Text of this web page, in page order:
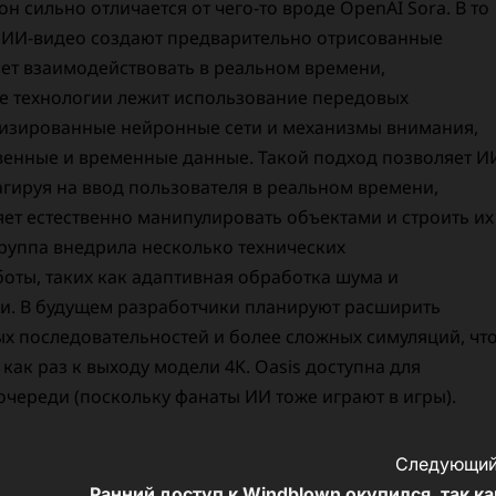
сильно отличается от чего-то вроде OpenAI Sora. В то
видео создают предварительно отрисованные
взаимодействовать в реальном времени,
лежит использование передовых
нейронные сети и механизмы внимания,
и временные данные. Такой подход позволяет
на ввод пользователя в реальном времени,
естественно манипулировать объектами и строить их
внедрила несколько технических
таких как адаптивная обработка шума и
В будущем разработчики планируют расширить
и более сложных симуляций, что
раз к выходу модели 4K. Oasis доступна для
(поскольку фанаты ИИ тоже играют в игры).